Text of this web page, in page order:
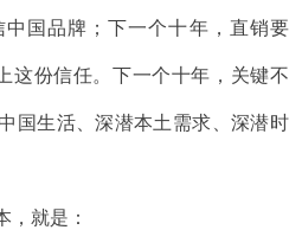
国品牌；下一个十年，直销要
这份信任。下一个十年，关键不
国生活、深潜本土需求、深潜时
，就是：